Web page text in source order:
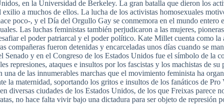
en la Universidad de Berkeley. La gran batalla que dieron los
a muchos de ellos. La lucha de los activistas homosexuales
poco-, y el Día del Orgullo Gay se conmemora en el mundo
Las luchas feministas también perjudicaron a las mujeres,
el poder patriarcal y el poder político. Kate Millet cuenta como
compañeras fueron detenidas y encarceladas unos días cuando se
Senado y en el Congreso de los Estados Unidos fue el símbolo de la
represiones, ataques e insultos por los fascistas y los machistas de
una de las innumerables marchas que el movimiento feminista ha
la maternidad, soportando los gritos e insultos de los fanáticos de
diversas ciudades de los Estados Unidos, de los que Freixas parece
no hace falta vivir bajo una dictadura para ser objeto de represión